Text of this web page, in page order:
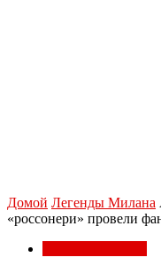
Домой Легенды Милана
«россонери» провели